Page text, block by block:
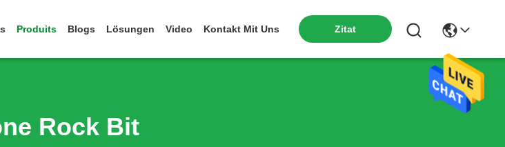
Produits Blogs Lösungen Video Kontakt Mit Uns Zitat
Rock Bit